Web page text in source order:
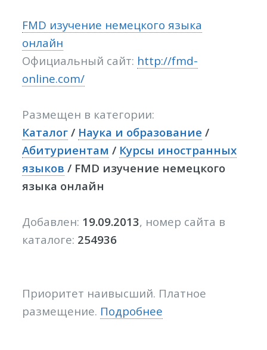
FMD изучение немецкого языка
онлайн
Официальный сайт: http://fmd-
online.com/
Размещен в категории:
Каталог / Наука и образование /
Абитуриентам / Курсы иностранных
языков / FMD изучение немецкого
языка онлайн
Добавлен: 19.09.2013, номер сайта в
каталоге: 254936
Приоритет наивысший. Платное
размещение. Подробнее